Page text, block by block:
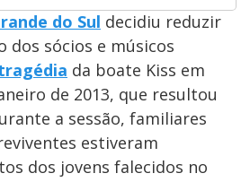
do Sul decidiu reduzir
dos sócios e músicos
da boate Kiss em
de 2013, que resultou
a sessão, familiares
estiveram
dos jovens falecidos no